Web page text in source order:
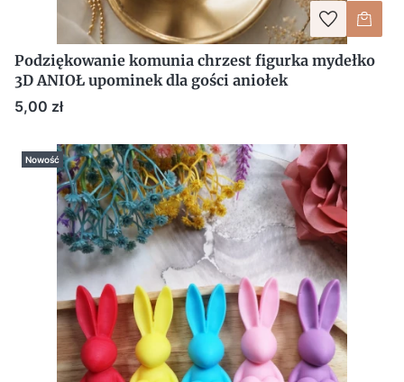
Podziękowanie komunia chrzest figurka mydełko
3D ANIOŁ upominek dla gości aniołek
Cena
5,00 zł
Nowość